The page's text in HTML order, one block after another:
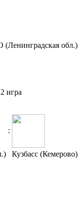
обл.)
игра
:
Кузбасс (Кемерово)